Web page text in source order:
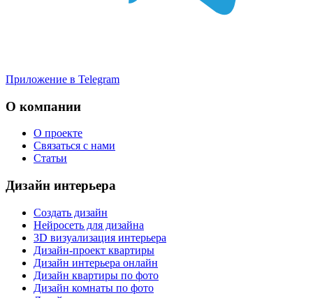
Приложение в Telegram
О компании
О проекте
Связаться с нами
Статьи
Дизайн интерьера
Создать дизайн
Нейросеть для дизайна
3D визуализация интерьера
Дизайн-проект квартиры
Дизайн интерьера онлайн
Дизайн квартиры по фото
Дизайн комнаты по фото